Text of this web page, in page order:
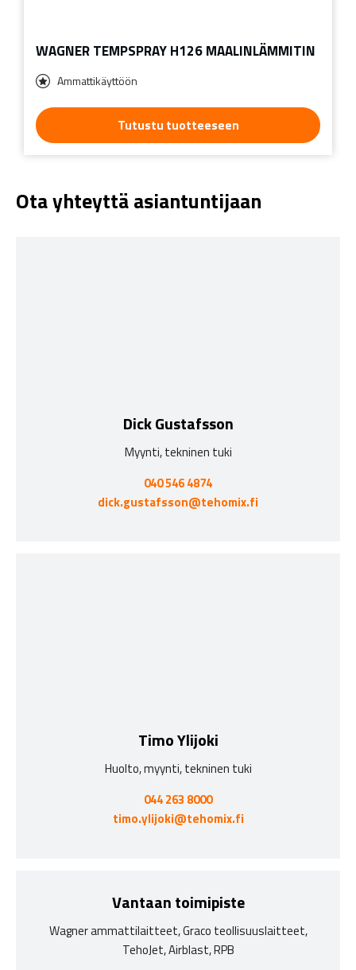
WAGNER TEMPSPRAY H126 MAALINLÄMMITIN
Ammattikäyttöön
Tutustu tuotteeseen
Ota yhteyttä asiantuntijaan
Dick Gustafsson
Myynti, tekninen tuki
040 546 4874
dick.gustafsson@tehomix.fi
Timo Ylijoki
Huolto, myynti, tekninen tuki
044 263 8000
timo.ylijoki@tehomix.fi
Vantaan toimipiste
Wagner ammattilaitteet, Graco teollisuuslaitteet,
TehoJet, Airblast, RPB